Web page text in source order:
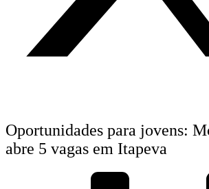
Oportunidades para jovens:
abre 5 vagas em Itapeva